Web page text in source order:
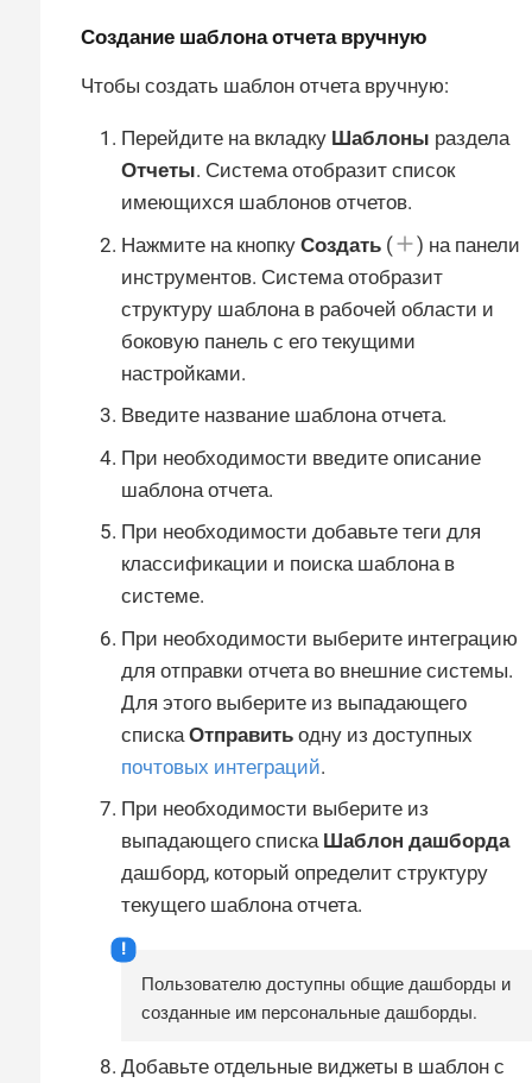
Создание шаблона отчета вручную
Чтобы создать шаблон отчета вручную:
Перейдите на вкладку Шаблоны раздела
Отчеты. Система отобразит список
имеющихся шаблонов отчетов.
Нажмите на кнопку Создать (
) на панели
инструментов. Система отобразит
структуру шаблона в рабочей области и
боковую панель с его текущими
настройками.
Введите название шаблона отчета.
При необходимости введите описание
шаблона отчета.
При необходимости добавьте теги для
классификации и поиска шаблона в
системе.
При необходимости выберите интеграцию
для отправки отчета во внешние системы.
Для этого выберите из выпадающего
списка Отправить одну из доступных
почтовых интеграций.
При необходимости выберите из
выпадающего списка Шаблон дашборда
дашборд, который определит структуру
текущего шаблона отчета.
Пользователю доступны общие дашборды и
созданные им персональные дашборды.
Добавьте отдельные виджеты в шаблон с